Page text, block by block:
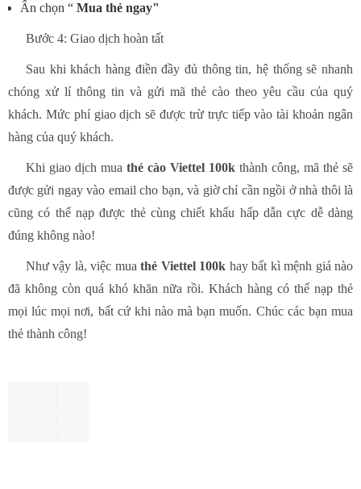
Ấn chọn “ Mua thẻ ngay"
Bước 4: Giao dịch hoàn tất
Sau khi khách hàng điền đầy đủ thông tin, hệ thống sẽ nhanh
chóng xử lí thông tin và gửi mã thẻ cào theo yêu cầu của quý
khách. Mức phí giao dịch sẽ được trừ trực tiếp vào tài khoản ngân
hàng của quý khách.
Khi giao dịch mua thẻ cào Viettel 100k thành công, mã thẻ sẽ
được gửi ngay vào email cho bạn, và giờ chỉ cần ngồi ở nhà thôi là
cũng có thể nạp được thẻ cùng chiết khấu hấp dẫn cực dễ dàng
đúng không nào!
Như vậy là, việc muathẻ Viettel 100k hay bất kì mệnh giá nào
đã không còn quá khó khăn nữa rồi. Khách hàng có thể nạp thẻ
mọi lúc mọi nơi, bất cứ khi nào mà bạn muốn. Chúc các bạn mua
thẻ thành công!